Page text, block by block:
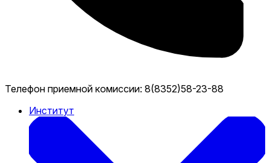
Телефон приемной комиссии: 8(8352)58-23-88
Институт